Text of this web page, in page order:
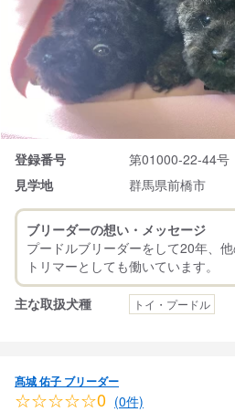
登録番号
第01000-22-44号
見学地
群馬県前橋市
ブリーダーの想い・メッセージ
プードルブリーダーをして20年、
主な取扱犬種 トイ・プードル
髙城 佑子 ブリーダー
☆☆☆☆☆0 (0件)